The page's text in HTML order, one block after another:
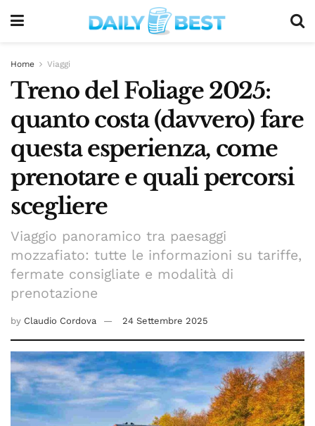
Home Viaggi
Treno del Foliage 2025:
quanto costa (davvero) fare
questa esperienza, come
prenotare e quali percorsi
scegliere
Viaggio panoramico tra paesaggi
mozzafiato: tutte le informazioni su tariffe,
fermate consigliate e modalità di
prenotazione
by Claudio Cordova 24 Settembre 2025